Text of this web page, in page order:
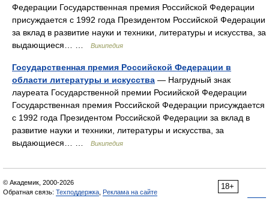
Федерации Государственная премия Российской Федерации
присуждается с 1992 года Президентом Российской Федерации
за вклад в развитие науки и техники, литературы и искусства, за
выдающиеся… …
Википедия
Государственная премия Российской Федерации в
области литературы и искусства — Нагрудный знак
лауреата Государственной премии Росиийской Федерации
Государственная премия Российской Федерации присуждается
с 1992 года Президентом Российской Федерации за вклад в
развитие науки и техники, литературы и искусства, за
выдающиеся… …
Википедия
18+
© Академик, 2000-2026
Обратная связь: Техподдержка Реклама на сайте